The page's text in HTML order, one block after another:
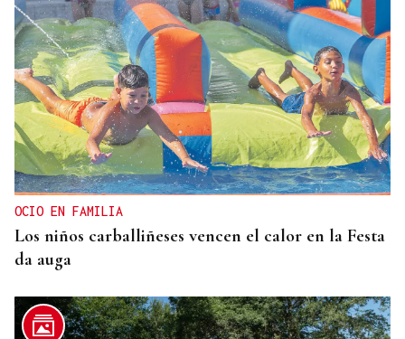
OCIO EN FAMILIA
Los niños carballiñeses vencen el calor en la Festa
da auga